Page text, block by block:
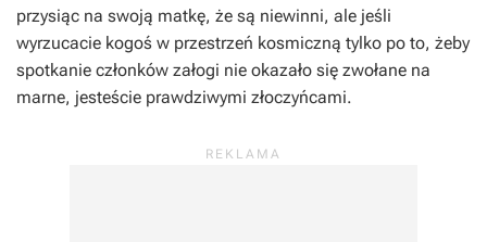
przysiąc na swoją matkę, że są niewinni, ale jeśli
wyrzucacie kogoś w przestrzeń kosmiczną tylko po to, żeby
spotkanie członków załogi nie okazało się zwołane na
marne, jesteście prawdziwymi złoczyńcami.